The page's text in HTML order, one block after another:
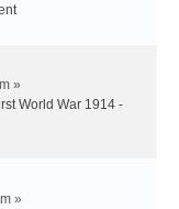
»
World War 1914 -
»